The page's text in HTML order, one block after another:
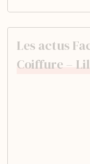
Les actus
Coiffure –